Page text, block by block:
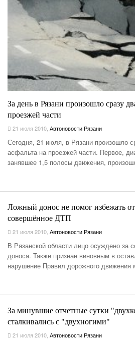
За день в Рязани произошло сразу
проезжей части
21 июля 2010 Автоновости Рязани
Сегодня, 21 июля, в Рязани произошло
асфальта на проезжей части. Первое,
занявшее 1,5 полосы движения,
Ложный донос не помог избежать
совершённое ДТП
21 июля 2010 Автоновости Рязани
В Рязанской области лицо осуждено за
доноса. Также признан виновным в
нарушение Правил дорожного движения
За минувшие отчетные сутки
сталкивались с "двухногими"
21 июля 2010 Автоновости Рязани